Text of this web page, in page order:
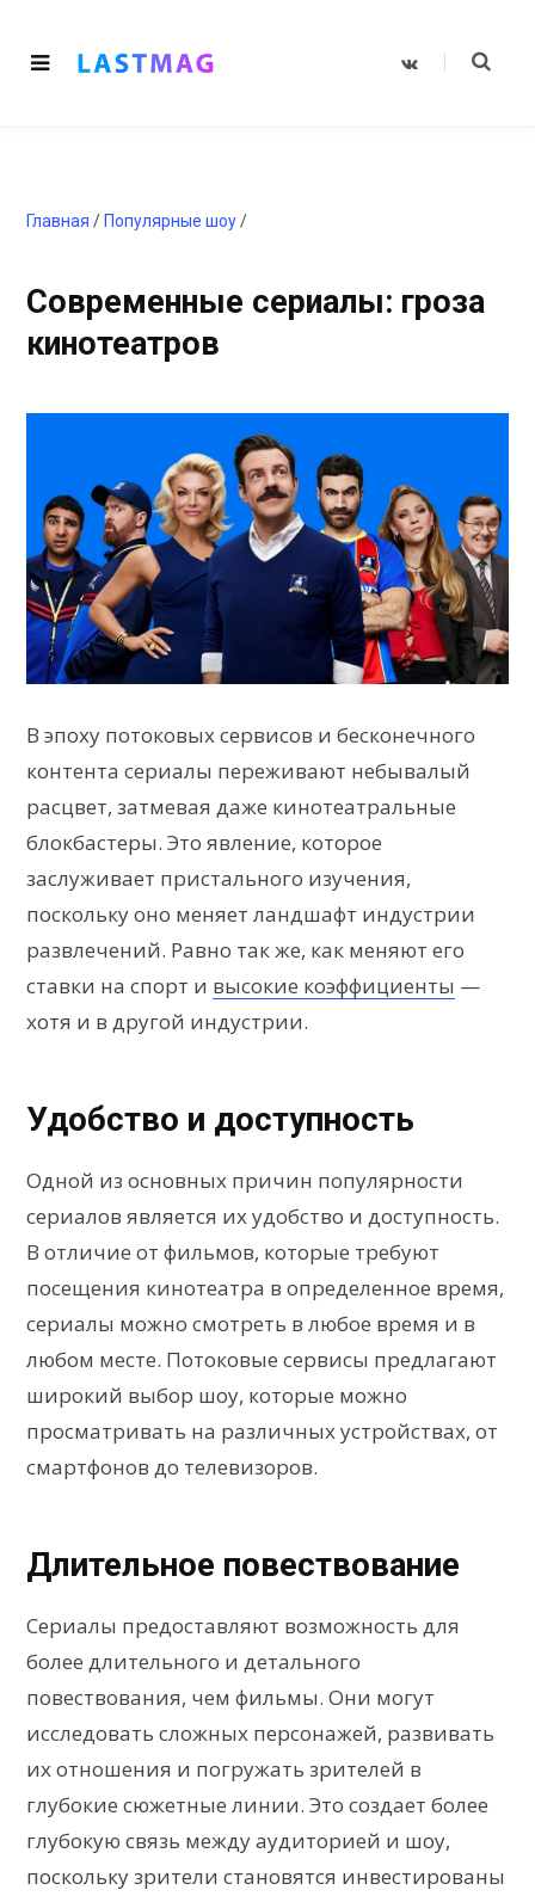
V
Главная / Популярные шоу/
Современные сериалы: гроза
кинотеатров
В эпоху потоковых сервисов и бесконечного
контента сериалы переживают небывалый
расцвет, затмевая даже кинотеатральные
блокбастеры. Это явление, которое
заслуживает пристального изучения,
поскольку оно меняет ландшафт индустрии
развлечений. Равно так же, как меняют его
ставки на спорт и высокие коэффициенты —
хотя и в другой индустрии.
Удобство и доступность
Одной из основных причин популярности
сериалов является их удобство и доступность.
В отличие от фильмов, которые требуют
посещения кинотеатра в определенное время,
сериалы можно смотреть в любое время и в
любом месте. Потоковые сервисы предлагают
широкий выбор шоу, которые можно
просматривать на различных устройствах, от
смартфонов до телевизоров.
Длительное повествование
Сериалы предоставляют возможность для
более длительного и детального
повествования, чем фильмы. Они могут
исследовать сложных персонажей, развивать
их отношения и погружать зрителей в
глубокие сюжетные линии. Это создает более
глубокую связь между аудиторией и шоу,
поскольку зрители становятся инвестированы